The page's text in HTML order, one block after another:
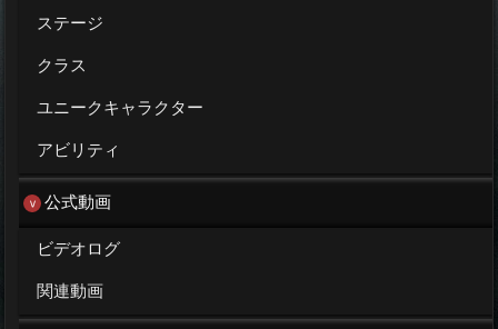
ステージ
クラス
ユニークキャラクター
アビリティ
公式動画
ビデオログ
関連動画